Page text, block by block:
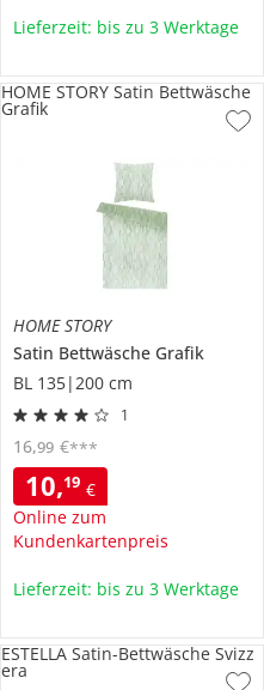
Lieferzeit: bis zu 3 Werktage
HOME STORY
Satin Bettwäsche Grafik
BL 135|200 cm
1
10,19 €
Online zum
Kundenkartenpreis
16,99 €***
HOME STORY Satin Bettwäsche
Grafik
Lieferzeit: bis zu 3 Werktage
ESTELLA Satin-Bettwäsche Svizz
era